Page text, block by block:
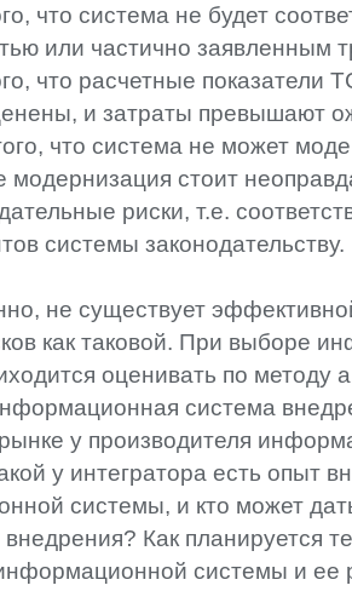
что система не будет
или частично заявленным
что расчетные показатели
и затраты превышают
что система не может
модернизация стоит
риски, т.е.
системы законодательству.
не существует
как таковой. При выборе
оценивать по методу
система
у производителя
у интегратора есть опыт
системы, и кто может
Как планируется
системы и ее